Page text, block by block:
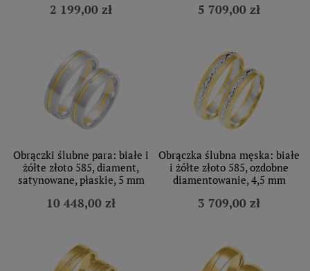
2 199,00 zł 5 709,00 zł
Obrączki ślubne para: białe i
żółte złoto 585, diament,
satynowane, płaskie, 5 mm
10 448,00 zł
Obrączka ślubna męska: białe
i żółte złoto 585, ozdobne
diamentowanie, 4,5 mm
3 709,00 zł